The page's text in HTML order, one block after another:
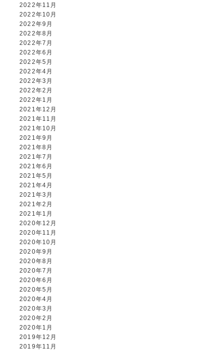
2022年11月
2022年10月
2022年9月
2022年8月
2022年7月
2022年6月
2022年5月
2022年4月
2022年3月
2022年2月
2022年1月
2021年12月
2021年11月
2021年10月
2021年9月
2021年8月
2021年7月
2021年6月
2021年5月
2021年4月
2021年3月
2021年2月
2021年1月
2020年12月
2020年11月
2020年10月
2020年9月
2020年8月
2020年7月
2020年6月
2020年5月
2020年4月
2020年3月
2020年2月
2020年1月
2019年12月
2019年11月